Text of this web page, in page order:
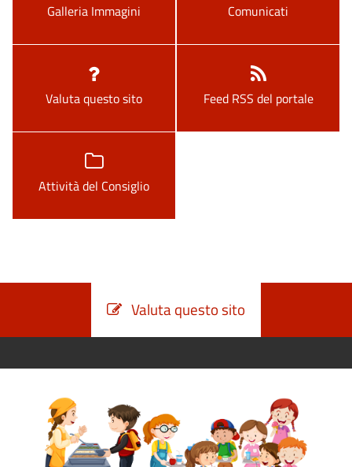
Galleria Immagini Comunicati
Valuta questo sito Feed RSS del portale
Attività del Consiglio
Valuta questo sito